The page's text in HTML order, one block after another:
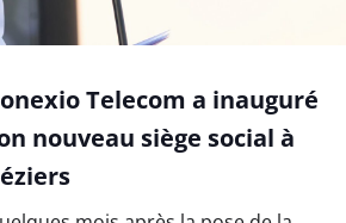
Telecom a inauguré
nouveau siège social à